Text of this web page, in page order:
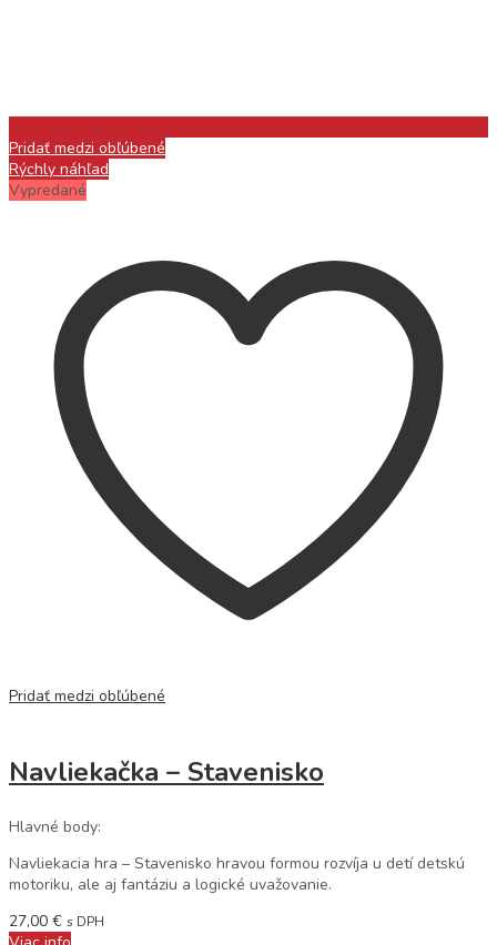
Pridať medzi obľúbené
Rýchly náhľad
Vypredané
Pridať medzi obľúbené
Navliekačka – Stavenisko
Hlavné body:
Navliekacia hra – Stavenisko hravou formou rozvíja u detí detskú
motoriku, ale aj fantáziu a logické uvažovanie.
27,00 € s DPH